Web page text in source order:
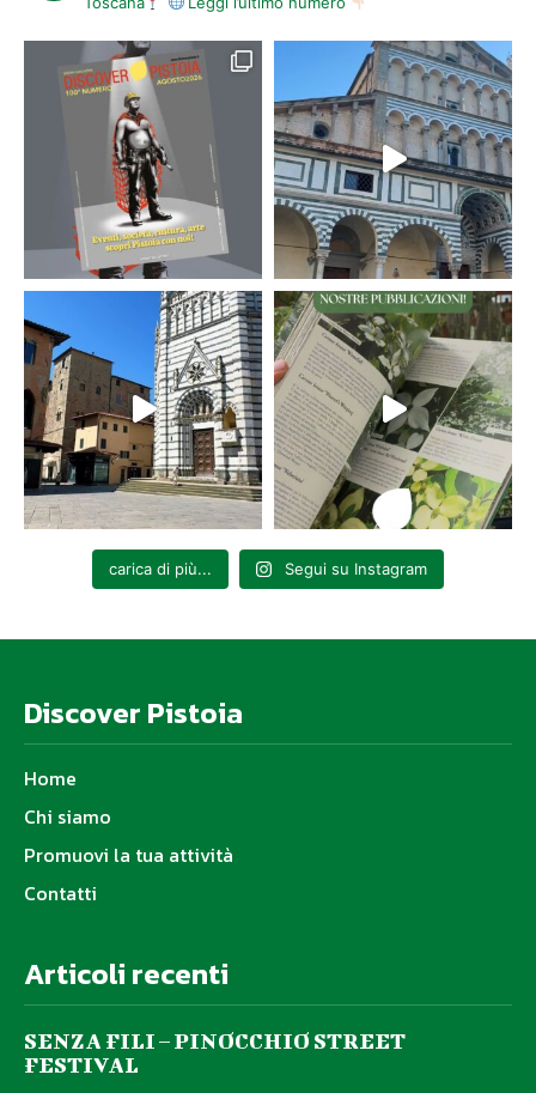
carica di più... Segui su Instagram
Discover Pistoia
Home
Chi siamo
Promuovi la tua attività
Contatti
Articoli recenti
SENZA FILI – PINOCCHIO STREET
FESTIVAL